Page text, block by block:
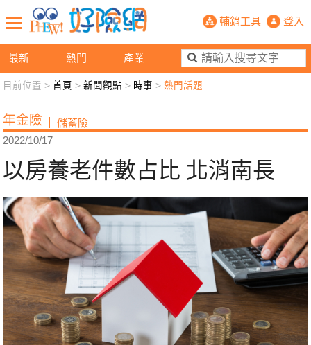
最新 熱門 產業
以房養老件數占比 北消南長-
輔銷工具 登入
新聞觀點 業務交流 好險懂生活
退休先準備 好險學堂 輔銷工具 活動專區
目前位置 >首頁 >新聞觀點 > 時事 >熱門話題
年金險 儲蓄險
2022/10/17
以房養老件數占比 北消南長